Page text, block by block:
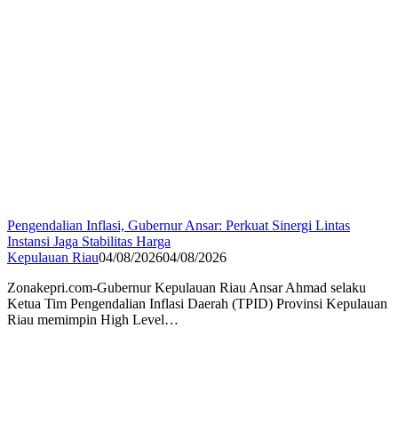
Pengendalian Inflasi, Gubernur Ansar: Perkuat Sinergi Lintas
Instansi Jaga Stabilitas Harga
Kepulauan Riau04/08/202604/08/2026
Zonakepri.com-Gubernur Kepulauan Riau Ansar Ahmad selaku
Ketua Tim Pengendalian Inflasi Daerah (TPID) Provinsi Kepulauan
Riau memimpin High Level…